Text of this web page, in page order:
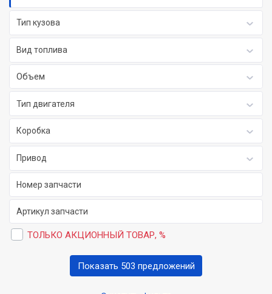
Тип кузова
Вид топлива
Объем
Тип двигателя
Коробка
Привод
ТОЛЬКО АКЦИОННЫЙ ТОВАР, %
Показать 503 предложений